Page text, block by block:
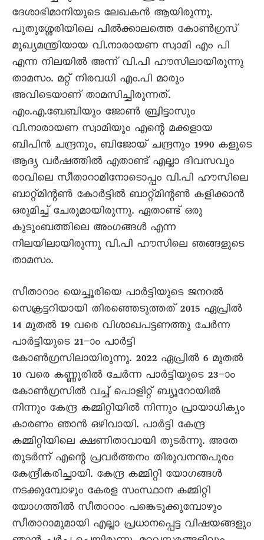
ദേശാഭിമാനിയുടെ ലേഖകന്‍ ആയിരുന്നു.
പുതുശ്ശേരിയിലെ പില്‍ക്കാലത്തെ കോണ്‍ഗ്രസ്
മുഖ്യമന്ത്രിയായ വി.നാരായണ സ്വാമി എം പി
എന്ന നിലയില്‍ അന്ന് വി.പി ഹൗസിലായിരുന്നു
താമസം. മറ്റ് നിരവധി എം.പി മാരും
അവിടെയാണ് താമസിച്ചിരുന്നത്.
എം.എ.ബേബിയും ജോണ്‍ ബ്രിട്ടാസും
വി.നാരായണ സ്വാമിയും എന്റെ മക്കളായ
ബിപിന്‍ ചന്ദ്രനും, ബിജോയ് ചന്ദ്രനും 1990 കളുടെ
ആദ്യ വര്‍ഷത്തില്‍ എതാണ്ട് എല്ലാ ദിവസവും
രാവിലെ സീതാറാമിനോടൊപ്പം വി.പി ഹൗസിലെ
ബാറ്റ്മിന്റണ്‍ കോര്‍ട്ടില്‍ ബാറ്റ്മിന്റണ്‍ കളിക്കാന്‍
ഒരുമിച്ച് ചേരുമായിരുന്നു. ഏതാണ്ട് ഒരു
കുടുംബത്തിലെ അംഗങ്ങള്‍ എന്ന
നിലയിലായിരുന്നു വി.പി ഹൗസിലെ ഞങ്ങളുടെ
താമസം.
സീതാറാം യെച്ചൂരിയെ പാര്‍ട്ടിയുടെ ജനറല്‍
സെക്രട്ടറിയായി തിരഞ്ഞെടുത്തത് 2015 ഏപ്രില്‍
14 മുതല്‍ 19 വരെ വിശാഖപട്ടണത്തു ചേര്‍ന്ന
പാര്‍ട്ടിയുടെ 21–ാം പാര്‍ട്ടി
കോണ്‍ഗ്രസിലായിരുന്നു. 2022 ഏപ്രില്‍ 6 മുതല്‍
10 വരെ കണ്ണൂരില്‍ ചേര്‍ന്ന പാര്‍ട്ടിയുടെ 23–ാം
കോണ്‍ഗ്രസില്‍ വച്ച് പൊളിറ്റ് ബ്യൂറോയില്‍
നിന്നും കേന്ദ്ര കമ്മിറ്റിയില്‍ നിന്നും പ്രായാധിക്യം
കാരണം ഞാന്‍ ഒഴിവായി. പാർട്ടി കേന്ദ്ര
കമ്മിറ്റിയിലെ ക്ഷണിതാവായി തുടര്‍ന്നു. അതേ
തുടര്‍ന്ന് എന്റെ പ്രവര്‍ത്തനം തിരുവനന്തപുരം
കേന്ദ്രീകരിച്ചായി. കേന്ദ്ര കമ്മിറ്റി യോഗങ്ങള്‍
നടക്കുമ്പോഴും കേരള സംസ്ഥാന കമ്മിറ്റി
യോഗത്തില്‍ സീതാറാം പങ്കെടുക്കുമ്പോഴും
സീതാറാമുമായി എല്ലാ പ്രധാനപ്പെട്ട വിഷയങ്ങളും